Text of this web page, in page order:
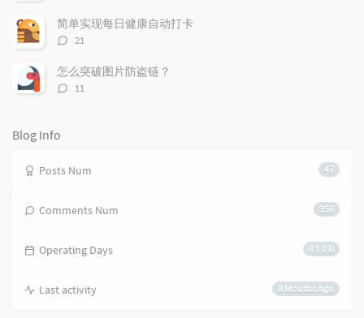
l
e
t
数：
简单实现每日健康自动打卡
评
数：
21
怎么突破图片防盗链？
评
11
Blog Info
47
Posts Num
356
Comments Num
8 Y 0 D
Operating Days
8 Mouths Ago
Last activity